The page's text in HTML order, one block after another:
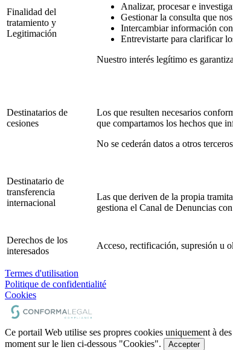
Finalidad del
tratamiento y
Legitimación
Analizar, procesar e
Gestionar la consulta que
Intercambiar información
Entrevistarte para clarificar
Nuestro interés legítimo es
Destinatarios de
cesiones
Los que resulten necesarios
que compartamos los hechos que
No se cederán datos a otros
Destinatario de
transferencia
internacional
Las que deriven de la propia
gestiona el Canal de Denuncias
Derechos de los
interesados
Acceso, rectificación, supresión u
Termes d'utilisation
Politique de confidentialité
Cookies
Ce portail Web utilise ses propres cookies uniquement à
moment sur le lien ci-dessous "Cookies".
Accepter